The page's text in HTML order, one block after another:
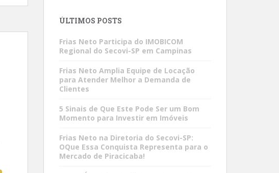
ÚLTIMOS POSTS
Frias Neto Participa do IMOBICOM
Regional do Secovi-SP em Campinas
Frias Neto Amplia Equipe de Locação
para Atender Melhor a Demanda de
Clientes
5 Sinais de Que Este Pode Ser um Bom
Momento para Investir em Imóveis
Frias Neto na Diretoria do Secovi-SP:
OQue Essa Conquista Representa para o
Mercado de Piracicaba!